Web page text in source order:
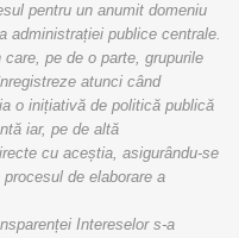
pentru un anumit domeniu
administrației publice centrale.
pe de o parte, grupurile
atunci când
o inițiativă de politică publică
iar, pe de altă
cu aceștia, asigurându-se
de elaborare a
Intereselor s-a